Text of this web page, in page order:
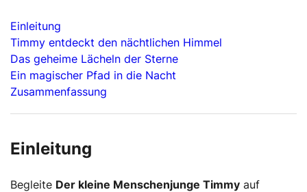
Einleitung
Timmy entdeckt den nächtlichen Himmel
Das geheime Lächeln der Sterne
Ein magischer Pfad in die Nacht
Zusammenfassung
Einleitung
Begleite Der kleine Menschenjunge Timmy auf